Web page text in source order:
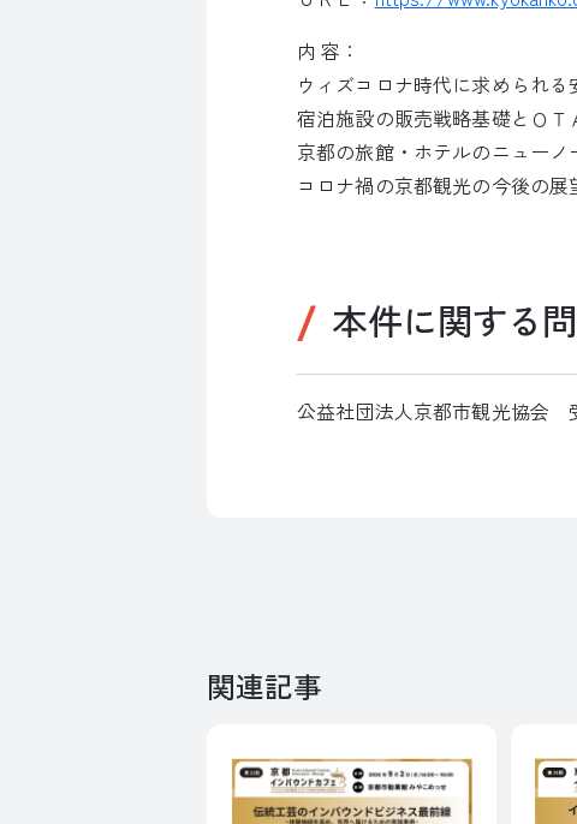
内 容：
ウィズコロナ時代に求められる
宿泊施設の販売戦略基礎とＯＴ
京都の旅館・ホテルのニュー
コロナ禍の京都観光の今後の
本件に関する
公益社団法人京都市観光協会
関連記事